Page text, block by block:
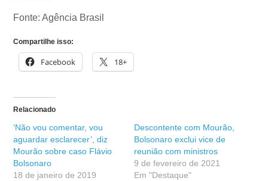
Fonte: Agência Brasil
Compartilhe isso:
Facebook 18+
Relacionado
‘Não vou comentar, vou
aguardar esclarecer’, diz
Mourão sobre caso Flávio
Bolsonaro
18 de janeiro de 2019
Descontente com Mourão,
Bolsonaro exclui vice de
reunião com ministros
9 de fevereiro de 2021
Em "Destaque"